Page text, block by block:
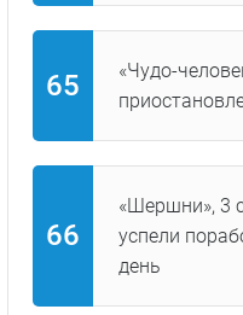
«Чудо-
«Шершни», 3
успели
день